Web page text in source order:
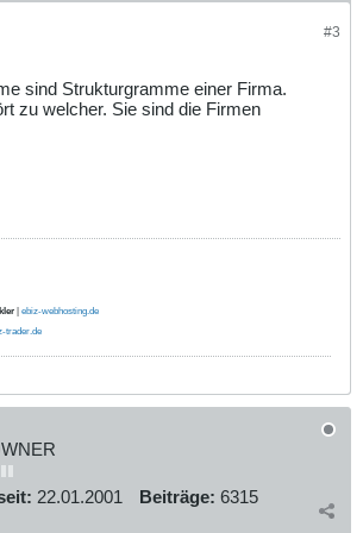
#3
sind Strukturgramme einer Firma.
zu welcher. Sie sind die Firmen
| ebiz-webhosting.de
trader.de
22.01.2001 Beiträge: 6315